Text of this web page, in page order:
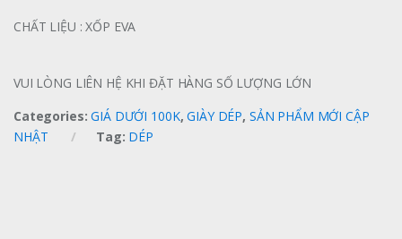
CHẤT LIỆU : XỐP EVA
VUI LÒNG LIÊN HỆ KHI ĐẶT HÀNG SỐ LƯỢNG LỚN
Categories:GIÁ DƯỚI 100K,GIÀY DÉP, SẢN PHẨM MỚI CẬP
NHẬT
Tag: DÉP